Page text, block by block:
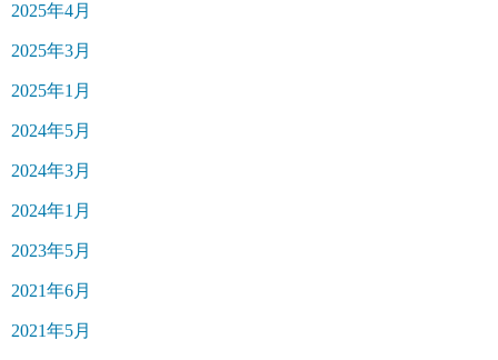
2025年4月
2025年3月
2025年1月
2024年5月
2024年3月
2024年1月
2023年5月
2021年6月
2021年5月